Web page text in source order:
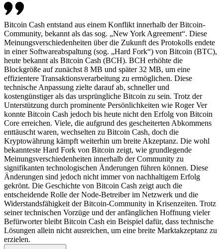
Bitcoin Cash entstand aus einem Konflikt innerhalb der Bitcoin-
Community, bekannt als das sog. „New York Agreement“. Diese
Meinungsverschiedenheiten über die Zukunft des Protokolls endete
in einer Softwareabspaltung (sog. „Hard Fork“) von Bitcoin (BTC),
heute bekannt als Bitcoin Cash (BCH). BCH erhöhte die
Blockgröße auf zunächst 8 MB und später 32 MB, um eine
effizientere Transaktionsverarbeitung zu ermöglichen. Diese
technische Anpassung zielte darauf ab, schneller und
kostengünstiger als das ursprüngliche Bitcoin zu sein. Trotz der
Unterstützung durch prominente Persönlichkeiten wie Roger Ver
konnte Bitcoin Cash jedoch bis heute nicht den Erfolg von Bitcoin
Core erreichen. Viele, die aufgrund des gescheiterten Abkommens
enttäuscht waren, wechselten zu Bitcoin Cash, doch die
Kryptowährung kämpft weiterhin um breite Akzeptanz. Die wohl
bekannteste Hard Fork von Bitcoin zeigt, wie grundlegende
Meinungsverschiedenheiten innerhalb der Community zu
signifikanten technologischen Änderungen führen können. Diese
Änderungen sind jedoch nicht immer von nachhaltigem Erfolg
gekrönt. Die Geschichte von Bitcoin Cash zeigt auch die
entscheidende Rolle der Node-Betreiber im Netzwerk und die
Widerstandsfähigkeit der Bitcoin-Community in Krisenzeiten. Trotz
seiner technischen Vorzüge und der anfänglichen Hoffnung vieler
Befürworter bleibt Bitcoin Cash ein Beispiel dafür, dass technische
Lösungen allein nicht ausreichen, um eine breite Marktakzeptanz zu
erzielen.